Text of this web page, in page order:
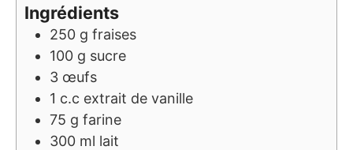
Ingrédients
250 g fraises
100 g sucre
3 œufs
1 c.c extrait de vanille
75 g farine
300 ml lait